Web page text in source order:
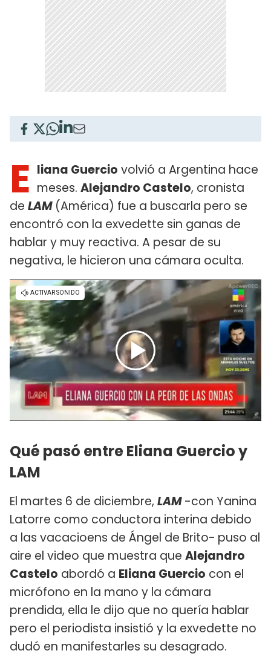
E liana Guercio volvió a Argentina hace
meses. Alejandro Castelo, cronista
de LAM (América) fue a buscarla pero se
encontró con la exvedette sin ganas de
hablar y muy reactiva. A pesar de su
negativa, le hicieron una cámara oculta.
Qué pasó entre Eliana Guercio y
LAM
El martes 6 de diciembre, LAM-con Yanina
Latorre como conductora interina debido
a las vacacioens de Ángel de Brito- puso al
aire el video que muestra que Alejandro
Castelo abordó a Eliana Guercio con el
micrófono en la mano y la cámara
prendida, ella le dijo que no quería hablar
pero el periodista insistió y la exvedette no
dudó en manifestarles su desagrado.